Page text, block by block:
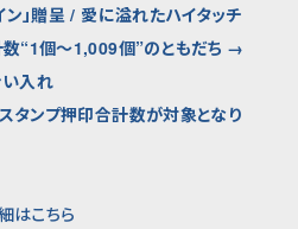
ン」贈呈 / 愛に溢れたハイタッチ
数“1個〜1,009個”のともだち →
入れ
タンプ押印合計数が対象となり
はこちら